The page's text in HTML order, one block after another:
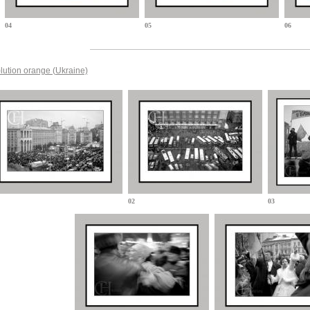
04 05 06
orange (Ukraine)
02 03